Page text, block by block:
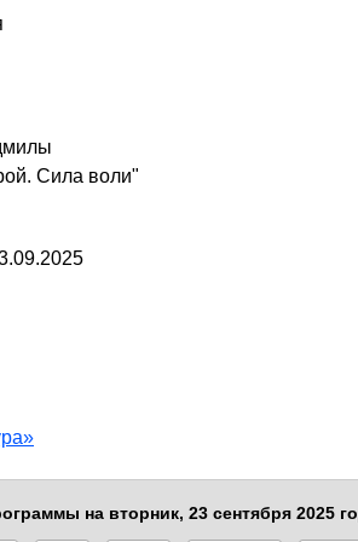
Сила воли"
на вторник, 23 сентября 2025